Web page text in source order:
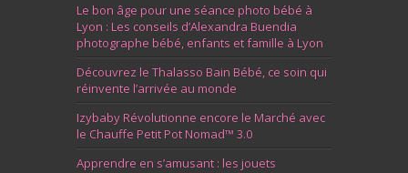
Le bon âge pour une séance photo bébé à
Lyon : Les conseils d’Alexandra Buendia
photographe bébé, enfants et famille à Lyon
Découvrez le Thalasso Bain Bébé, ce soin qui
réinvente l’arrivée au monde
Izybaby Révolutionne encore le Marché avec
le Chauffe Petit Pot Nomad™ 3.0
Apprendre en s’amusant : les jouets